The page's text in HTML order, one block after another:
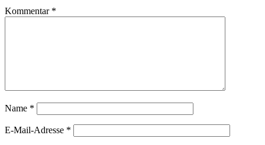
Kommentar *
Name *
E-Mail-Adresse *